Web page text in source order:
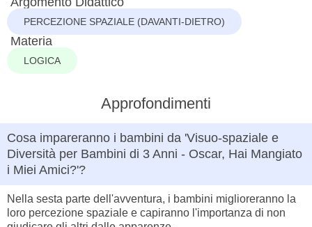
PERCEZIONE SPAZIALE (DAVANTI-DIETRO)
Materia
LOGICA
Approfondimenti
Cosa impareranno i bambini da 'Visuo-spaziale e
Diversità per Bambini di 3 Anni - Oscar, Hai Mangiato
i Miei Amici?'?
Nella sesta parte dell'avventura, i bambini miglioreranno la
loro percezione spaziale e capiranno l'importanza di non